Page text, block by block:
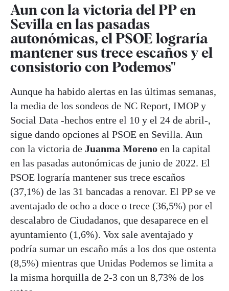
Aun con la victoria del PP en
Sevilla en las pasadas
autonómicas, el PSOE lograría
mantener sus trece escaños y el
consistorio con Podemos"
Aunque ha habido alertas en las últimas semanas,
la media de los sondeos de NC Report, IMOP y
Social Data -hechos entre el 10 y el 24 de abril-,
sigue dando opciones al PSOE en Sevilla. Aun
con la victoria de Juanma Moreno en la capital
en las pasadas autonómicas de junio de 2022. El
PSOE lograría mantener sus trece escaños
(37,1%) de las 31 bancadas a renovar. El PP se ve
aventajado de ocho a doce o trece (36,5%) por el
descalabro de Ciudadanos, que desaparece en el
ayuntamiento (1,6%). Vox sale aventajado y
podría sumar un escaño más a los dos que ostenta
(8,5%) mientras que Unidas Podemos se limita a
la misma horquilla de 2-3 con un 8,73% de los